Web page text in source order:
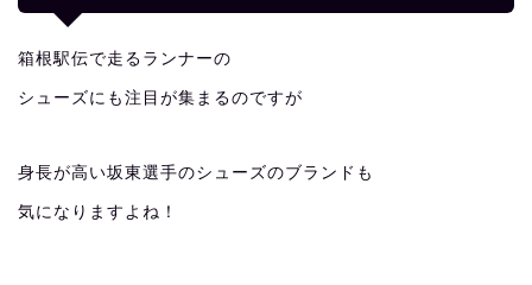
箱根駅伝で走るランナーの
シューズにも注目が集まるのですが
身長が高い坂東選手のシューズのブランドも
気になりますよね！